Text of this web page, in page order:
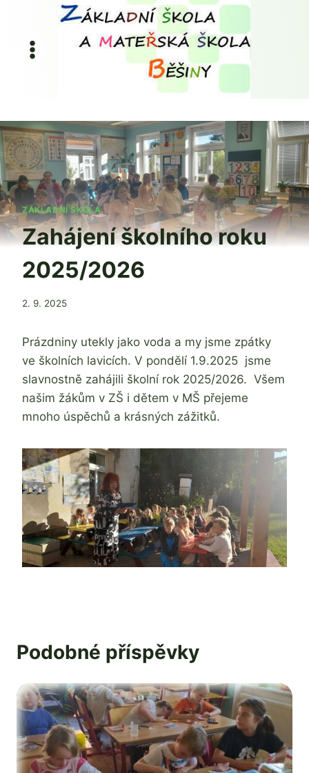
obsah
ZÁKLADNÍ ŠKOLA
Zahájení školního roku
2025/2026
Od
2. 9. 2025
Prázdniny utekly jako voda a my jsme zpátky
ve školních lavicích. V pondělí 1.9.2025 jsme
slavnostně zahájili školní rok 2025/2026. Všem
našim žákům v ZŠ i dětem v MŠ přejeme
mnoho úspěchů a krásných zážitků.
Podobné příspěvky